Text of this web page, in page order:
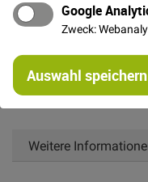
Google
Zweck:
Auswahl speichern
Details
Reißverschluss, nicht
Weitere